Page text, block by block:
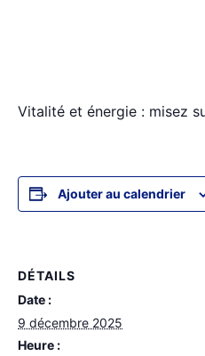
Vitalité et énergie : misez
Ajouter au calendrier
DÉTAILS
Date :
9 décembre 2025
Heure :